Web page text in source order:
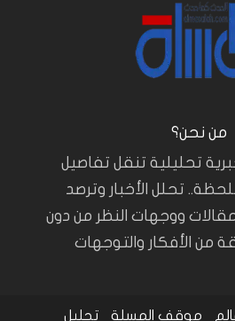
من نحن؟
تحليلية تنقل تفاصيل
تحلل الأخبار وترصد
ووجهات النظر من دون
الأفكار والتوجهات
موقف المسلة تحليل